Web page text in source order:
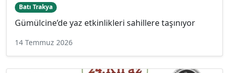
Batı Trakya
Gümülcine’de yaz etkinlikleri sahillere taşınıyor
14 Temmuz 2026